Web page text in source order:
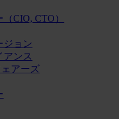
CIO, CTO）
ジョン
ンス
アーズ